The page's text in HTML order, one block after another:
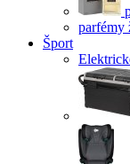
parfémy
Šport